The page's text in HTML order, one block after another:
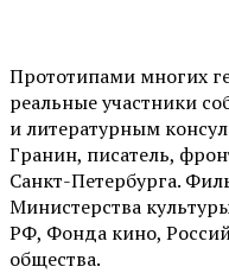
Прототипами многих
реальные участники
и литературным
Гранин, писатель,
Санкт-Петербурга.
Министерства
РФ, Фонда кино,
общества.